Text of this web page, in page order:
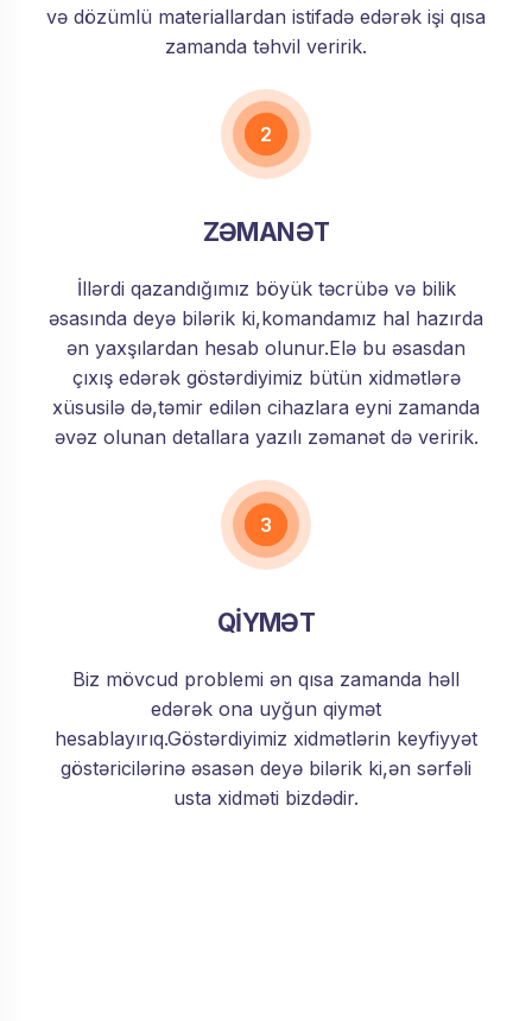
və dözümlü materiallardan istifadə edərək işi qısa
zamanda təhvil veririk.
2
ZƏMANƏT
İllərdi qazandığımız böyük təcrübə və bilik
əsasında deyə bilərik ki,komandamız hal hazırda
ən yaxşılardan hesab olunur.Elə bu əsasdan
çıxış edərək göstərdiyimiz bütün xidmətlərə
xüsusilə də,təmir edilən cihazlara eyni zamanda
əvəz olunan detallara yazılı zəmanət də veririk.
3
QİYMƏT
Biz mövcud problemi ən qısa zamanda həll
edərək ona uyğun qiymət
hesablayırıq.Göstərdiyimiz xidmətlərin keyfiyyət
göstəricilərinə əsasən deyə bilərik ki,ən sərfəli
usta xidməti bizdədir.